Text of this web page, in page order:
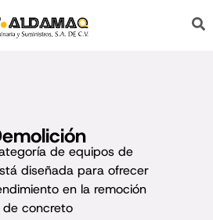
de equipos de
diseñada para ofrecer
en la remoción
de concreto